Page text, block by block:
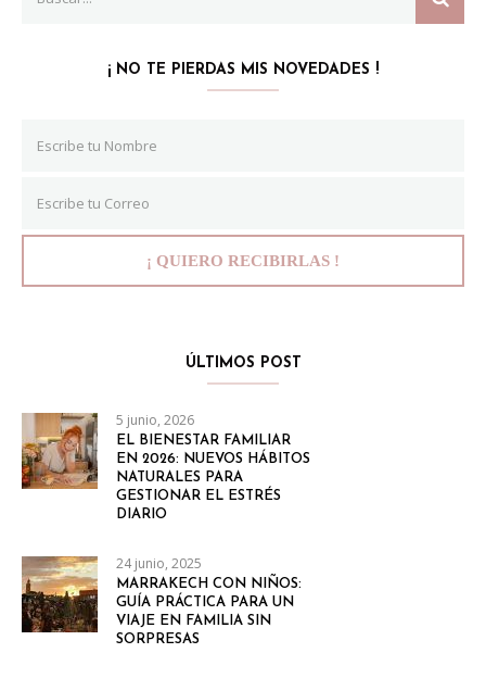
for:
¡ NO TE PIERDAS MIS NOVEDADES !
ÚLTIMOS POST
5 junio, 2026
EL BIENESTAR FAMILIAR
EN 2026: NUEVOS HÁBITOS
NATURALES PARA
GESTIONAR EL ESTRÉS
DIARIO
24 junio, 2025
MARRAKECH CON NIÑOS:
GUÍA PRÁCTICA PARA UN
VIAJE EN FAMILIA SIN
SORPRESAS